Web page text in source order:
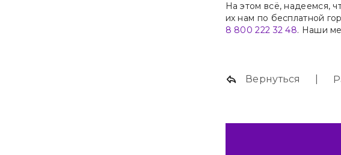
На этом всё, надеемся,
их нам по бесплатной
8 800 222 32 48. Наши
Вернуться